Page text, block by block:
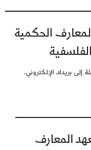
الحكمية
إلى بريدك الإلكتروني.
المعارف